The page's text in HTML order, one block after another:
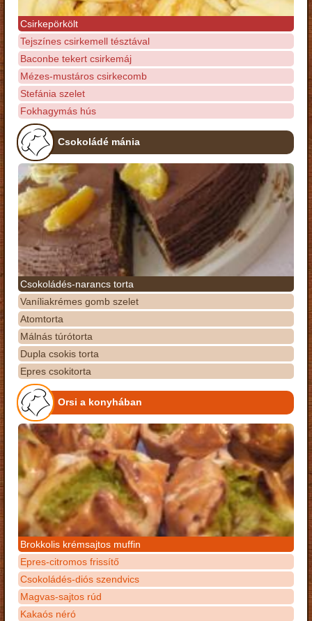
Csirkepörkölt
Tejszínes csirkemell tésztával
Baconbe tekert csirkemáj
Mézes-mustáros csirkecomb
Stefánia szelet
Fokhagymás hús
Csokoládé mánia
Csokoládés-narancs torta
Vaníliakrémes gomb szelet
Atomtorta
Málnás túrótorta
Dupla csokis torta
Epres csokitorta
Orsi a konyhában
Brokkolis krémsajtos muffin
Epres-citromos frissítő
Csokoládés-diós szendvics
Magvas-sajtos rúd
Kakaós néró